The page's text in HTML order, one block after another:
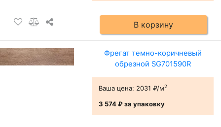
В корзину
Фрегат темно-коричневый
обрезной SG701590R
Ваша цена: 2031 ₽/м2
3 574 ₽за упаковку